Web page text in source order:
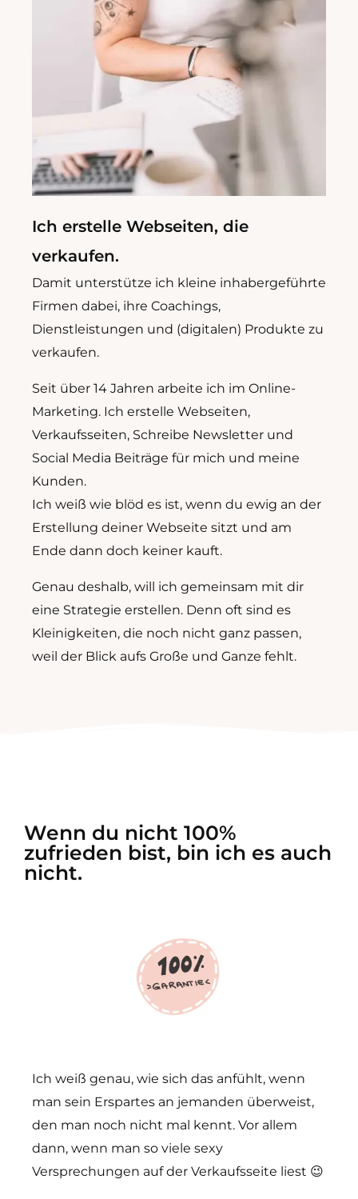
Ich erstelle Webseiten, die
verkaufen.
Damit unterstütze ich kleine inhabergeführte
Firmen dabei, ihre Coachings,
Dienstleistungen und (digitalen) Produkte zu
verkaufen.
Seit über 14 Jahren arbeite ich im Online-
Marketing. Ich erstelle Webseiten,
Verkaufsseiten, Schreibe Newsletter und
Social Media Beiträge für mich und meine
Kunden.
Ich weiß wie blöd es ist, wenn du ewig an der
Erstellung deiner Webseite sitzt und am
Ende dann doch keiner kauft.
Genau deshalb, will ich gemeinsam mit dir
eine Strategie erstellen. Denn oft sind es
Kleinigkeiten, die noch nicht ganz passen,
weil der Blick aufs Große und Ganze fehlt.
Wenn du nicht 100%
zufrieden bist, bin ich es auch
nicht.
Ich weiß genau, wie sich das anfühlt, wenn
man sein Erspartes an jemanden überweist,
den man noch nicht mal kennt. Vor allem
dann, wenn man so viele sexy
Versprechungen auf der Verkaufsseite liest 😉